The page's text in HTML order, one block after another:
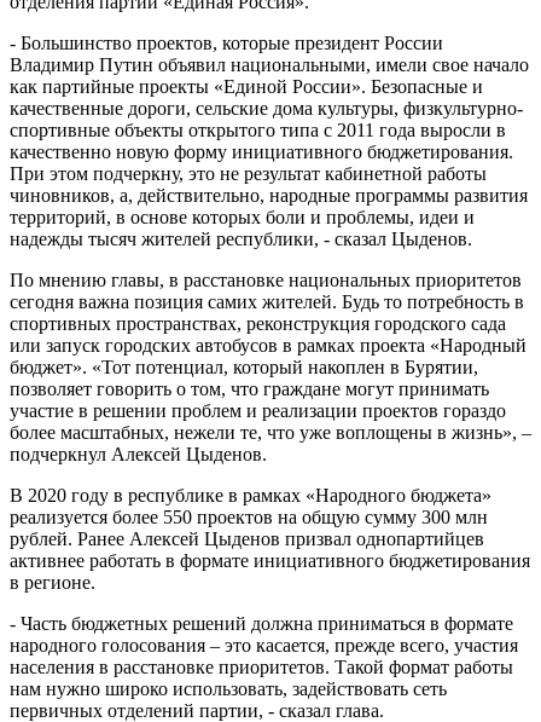
- Большинство проектов, которые президент России
Владимир Путин объявил национальными, имели свое начало
как партийные проекты «Единой России». Безопасные и
качественные дороги, сельские дома культуры, физкультурно-
спортивные объекты открытого типа с 2011 года выросли в
качественно новую форму инициативного бюджетирования.
При этом подчеркну, это не результат кабинетной работы
чиновников, а, действительно, народные программы развития
территорий, в основе которых боли и проблемы, идеи и
надежды тысяч жителей республики, - сказал Цыденов.
По мнению главы, в расстановке национальных приоритетов
сегодня важна позиция самих жителей. Будь то потребность в
спортивных пространствах, реконструкция городского сада
или запуск городских автобусов в рамках проекта «Народный
бюджет». «Тот потенциал, который накоплен в Бурятии,
позволяет говорить о том, что граждане могут принимать
участие в решении проблем и реализации проектов гораздо
более масштабных, нежели те, что уже воплощены в жизнь», –
подчеркнул Алексей Цыденов.
В 2020 году в республике в рамках «Народного бюджета»
реализуется более 550 проектов на общую сумму 300 млн
рублей. Ранее Алексей Цыденов призвал однопартийцев
активнее работать в формате инициативного бюджетирования
в регионе.
- Часть бюджетных решений должна приниматься в формате
народного голосования – это касается, прежде всего, участия
населения в расстановке приоритетов. Такой формат работы
нам нужно широко использовать, задействовать сеть
первичных отделений партии, - сказал глава.